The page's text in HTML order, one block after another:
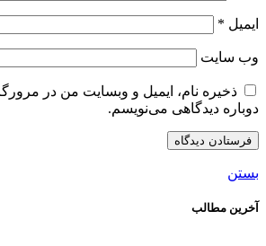
ایمیل *
وب‌ سایت
ذخیره نام، ایمیل و وبسایت من در
دوباره دیدگاهی می‌نویسم.
بستن
آخرین مطالب